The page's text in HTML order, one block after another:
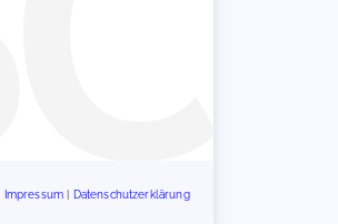
Impressum Datenschutzerklärung